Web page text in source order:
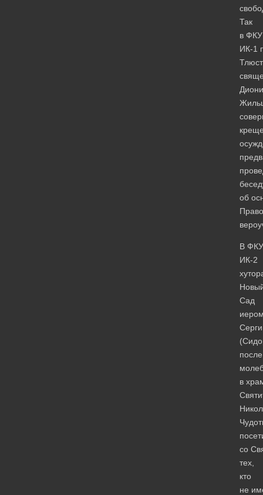
Так
в ФКУ
ИК-1
об
В ФКУ
ИК-2
Сад
после
в
со
тех,
кто
не